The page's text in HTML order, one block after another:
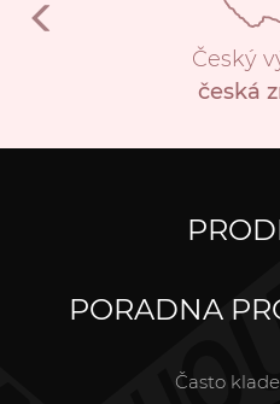
Český
česká
PORADNA
Často